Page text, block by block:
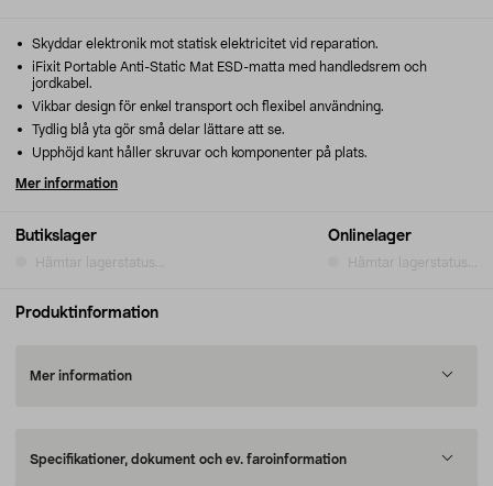
Butikslager
Hämtar lagerstatus...
Onlinelager
Hämtar lagerstatus...
Skyddar elektronik mot statisk elektricitet vid reparation.
iFixit Portable Anti-Static Mat ESD-matta med handledsrem och
jordkabel.
Vikbar design för enkel transport och flexibel användning.
Tydlig blå yta gör små delar lättare att se.
Upphöjd kant håller skruvar och komponenter på plats.
Mer information
Produktinformation
Mer information
Specifikationer, dokument och ev. faroinformation